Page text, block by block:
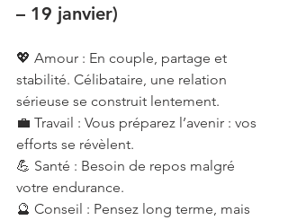
– 19 janvier)
💖 Amour : En couple, partage et
stabilité. Célibataire, une relation
sérieuse se construit lentement.
💼 Travail : Vous préparez l’avenir : vos
efforts se révèlent.
💪 Santé : Besoin de repos malgré
votre endurance.
🔮 Conseil : Pensez long terme, mais